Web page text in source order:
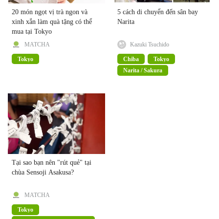
20 món ngọt vị trà ngon và
xinh xắn làm quà tặng có thể
mua tại Tokyo
MATCHA
Tokyo
5 cách di chuyển đến sân bay
Narita
Kazuki Tsuchido
Chiba
Tokyo
Narita / Sakura
Tại sao bạn nên "rút quẻ" tại
chùa Sensoji Asakusa?
MATCHA
Tokyo